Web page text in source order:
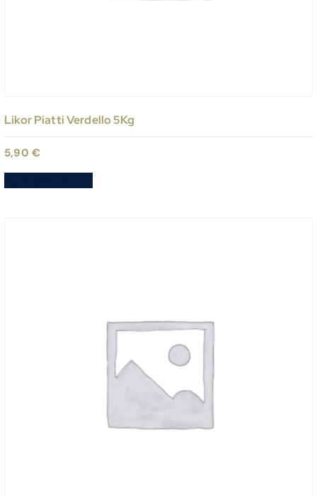
Likor Piatti Verdello 5Kg
5,90 €